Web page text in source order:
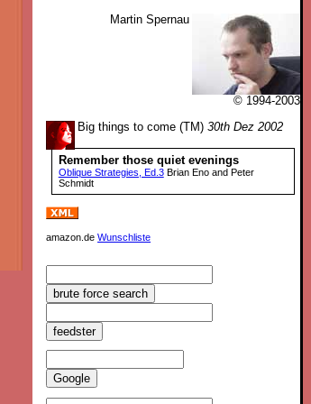
Martin Spernau
© 1994-2003
Big things to come (TM)30th Dez 2002
Remember those quiet evenings
Oblique Strategies, Ed.3Brian Eno and Peter
Schmidt
amazon.deWunschliste